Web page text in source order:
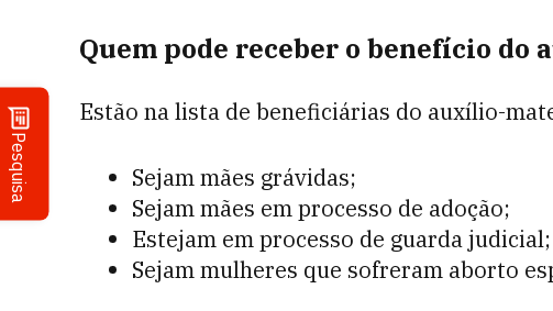
Pesquisa
Quem pode receber o benefício
Estão na lista de beneficiárias do auxílio-
Sejam mães grávidas;
Sejam mães em processo de adoção;
Estejam em processo de guarda judicial;
Sejam mulheres que sofreram aborto